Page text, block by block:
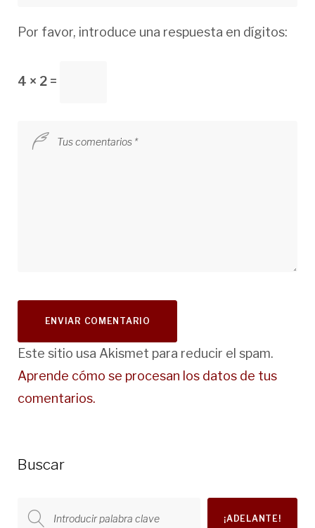
Por favor, introduce una respuesta en dígitos:
4 × 2 =
Este sitio usa Akismet para reducir el spam.
Aprende cómo se procesan los datos de tus
comentarios.
Buscar
por:
¡ADELANTE!